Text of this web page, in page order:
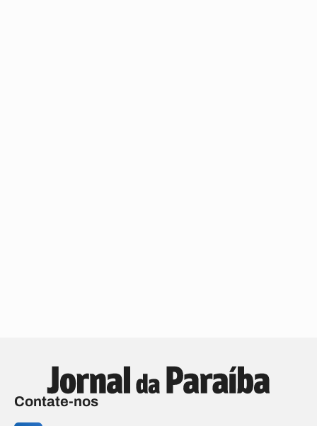
Contate-nos